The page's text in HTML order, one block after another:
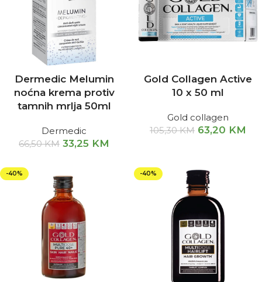
Dermedic Melumin
noćna krema protiv
tamnih mrlja 50ml
Dermedic
66,50KM 33,25 KM
Gold Collagen Active
10 x 50 ml
Gold collagen
105,30KM 63,20 KM
-40% -40%